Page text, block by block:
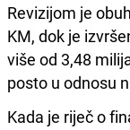
Revizijom je
KM, dok je
više od 3,48
posto u odnosu
Kada je riječ o